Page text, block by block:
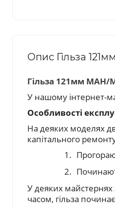
Опис Гільза
Гільза 121мм МАН/
У нашому інтернет-
Особливості
На деяких моделях
капітального
1. П
2.
У деяких
часом, гільза